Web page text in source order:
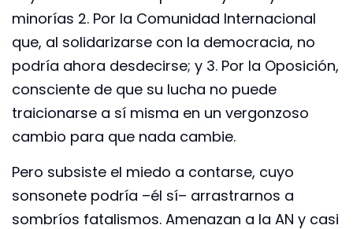
minorías 2. Por la Comunidad Internacional
que, al solidarizarse con la democracia, no
podría ahora desdecirse; y 3. Por la Oposición,
consciente de que su lucha no puede
traicionarse a sí misma en un vergonzoso
cambio para que nada cambie.
Pero subsiste el miedo a contarse, cuyo
sonsonete podría –él sí– arrastrarnos a
sombríos fatalismos. Amenazan a la AN y casi